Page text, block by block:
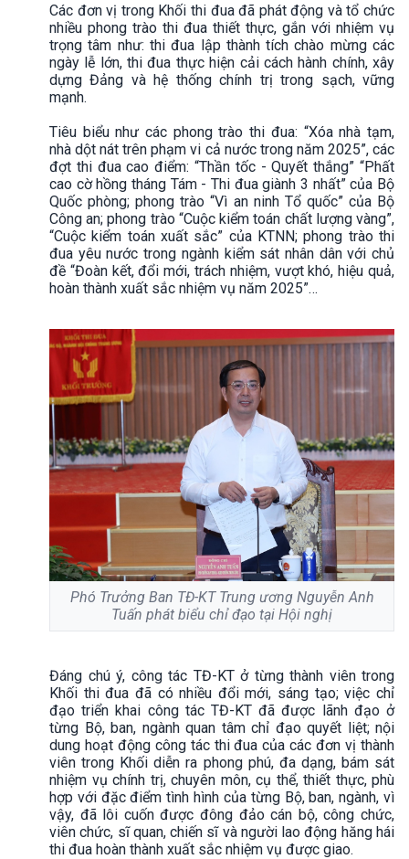
Các đơn vị trong Khối thi đua đã phát động và tổ chức
nhiều phong trào thi đua thiết thực, gắn với nhiệm vụ
trọng tâm như: thi đua lập thành tích chào mừng các
ngày lễ lớn, thi đua thực hiện cải cách hành chính, xây
dựng Đảng và hệ thống chính trị trong sạch, vững
mạnh.
Tiêu biểu như các phong trào thi đua: “Xóa nhà tạm,
nhà dột nát trên phạm vi cả nước trong năm 2025”, các
đợt thi đua cao điểm: “Thần tốc - Quyết thắng” “Phất
cao cờ hồng tháng Tám - Thi đua giành 3 nhất” của Bộ
Quốc phòng; phong trào “Vì an ninh Tổ quốc” của Bộ
Công an; phong trào “Cuộc kiểm toán chất lượng vàng”,
“Cuộc kiểm toán xuất sắc” của KTNN; phong trào thi
đua yêu nước trong ngành kiểm sát nhân dân với chủ
đề “Đoàn kết, đổi mới, trách nhiệm, vượt khó, hiệu quả,
hoàn thành xuất sắc nhiệm vụ năm 2025”…
Phó Trưởng Ban TĐ-KT Trung ương Nguyễn Anh
Tuấn phát biểu chỉ đạo tại Hội nghị
Đáng chú ý, công tác TĐ-KT ở từng thành viên trong
Khối thi đua đã có nhiều đổi mới, sáng tạo; việc chỉ
đạo triển khai công tác TĐ-KT đã được lãnh đạo ở
từng Bộ, ban, ngành quan tâm chỉ đạo quyết liệt; nội
dung hoạt động công tác thi đua của các đơn vị thành
viên trong Khối diễn ra phong phú, đa dạng, bám sát
nhiệm vụ chính trị, chuyên môn, cụ thể, thiết thực, phù
hợp với đặc điểm tình hình của từng Bộ, ban, ngành, vì
vậy, đã lôi cuốn được đông đảo cán bộ, công chức,
viên chức, sĩ quan, chiến sĩ và người lao động hăng hái
thi đua hoàn thành xuất sắc nhiệm vụ được giao.